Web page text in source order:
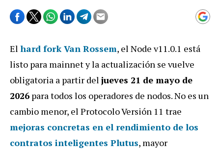
El hard fork Van Rossem, el Node v11.0.1 está
listo para mainnet y la actualización se vuelve
obligatoria a partir del jueves 21 de mayo de
2026 para todos los operadores de nodos. No es un
cambio menor, el Protocolo Versión 11 trae
mejoras concretas en el rendimiento de los
contratos inteligentes Plutus, mayor